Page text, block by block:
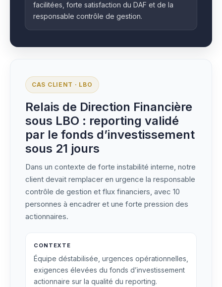
facilitées, forte satisfaction du DAF et de la
responsable contrôle de gestion.
CAS CLIENT · LBO
Relais de Direction Financière
sous LBO : reporting validé
par le fonds d’investissement
sous 21 jours
Dans un contexte de forte instabilité interne, notre
client devait remplacer en urgence la responsable
contrôle de gestion et flux financiers, avec 10
personnes à encadrer et une forte pression des
actionnaires.
CONTEXTE
Équipe déstabilisée, urgences opérationnelles,
exigences élevées du fonds d’investissement
actionnaire sur la qualité du reporting.